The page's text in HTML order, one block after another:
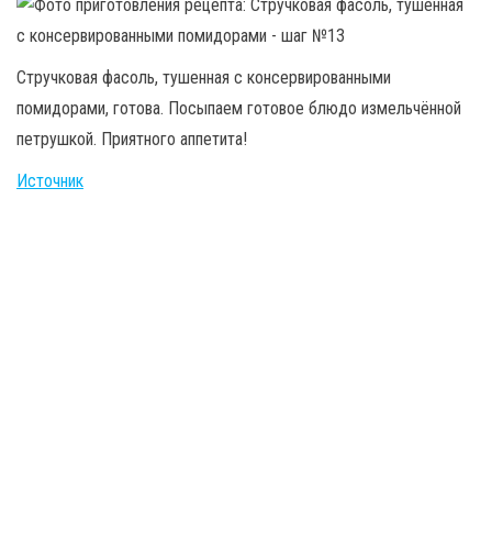
Стручковая фасоль, тушенная с консервированными
помидорами, готова. Посыпаем готовое блюдо измельчённой
петрушкой. Приятного аппетита!
Источник